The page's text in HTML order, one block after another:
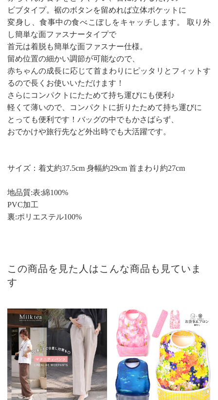
ビブタイプ。裾のボタンを留めれば立体ポケットに
変身し、食事中の食べこぼしをキャッチします。 取り外
し簡単な面ファスナータイプで
首元は着脱も簡単な面ファスナー仕様。
留め位置の細かい調節が可能なので、
赤ちゃんの成長に応じて首まわりにピッタリとフィットす
るので長くお使いいただけます！
さらにコンパクトにたためて持ち運びにも便利♪
軽くて薄いので、コンパクトに折りたためて持ち運びに
とっても便利です！バッグの中でもかさばらず、
おでかけや旅行先など外出時でも大活躍です。
サイズ：着丈約37.5cm 身幅約29cm 首まわり約27cm
地品質:表:綿100%
PVC加工
裏:ポリエステル100%
この商品を見た人はこんな商品も見ていま
す